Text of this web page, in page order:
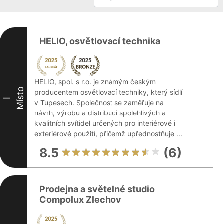
I Místo
HELIO, osvětlovací technika
HELIO, spol. s r.o. je známým českým
producentem osvětlovací techniky, který sídlí
v Tupesech. Společnost se zaměřuje na
návrh, výrobu a distribuci spolehlivých a
kvalitních svítidel určených pro interiérové i
exteriérové použití, přičemž upřednostňuje ...
8.5 (6)
Prodejna a světelné studio
Compolux Zlechov